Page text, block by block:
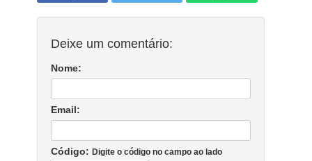
Deixe um comentário:
Nome:
Email:
Código: Digite o código no campo ao lado